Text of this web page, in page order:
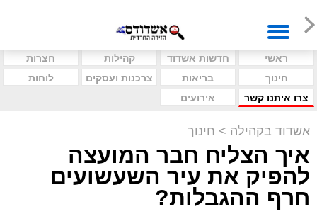
ראשי חדשות אשדוד קהילות
חצרות
חינוך
בריאות צרכנות ועסקים
לוחות
צרו איתנו קשר
אירועים
אשדוד בקהילה > חינוך
איך הצליח חבר המועצה
להפיק את עיר השעשועים
חרף ההגבלות?